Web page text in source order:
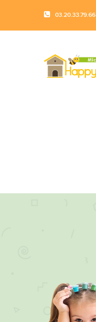
03.20.33.79.66